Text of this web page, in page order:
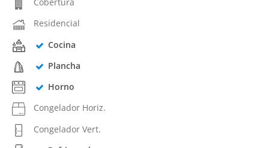
Residencial
Cocina
Plancha
Horno
Congelador Horiz.
Congelador Vert.